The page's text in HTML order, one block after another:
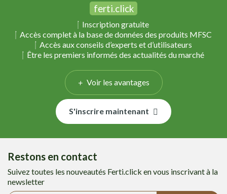
ferti.click
Inscription gratuite
Accès complet à la base de données des produits MFSC
Accès aux conseils d’experts et d’utilisateurs
Être les premiers informés des actualités du marché
Voir les avantages
S'inscrire maintenant
Restons en contact
Suivez toutes les nouveautés Ferti.click en vous inscrivant à la
newsletter